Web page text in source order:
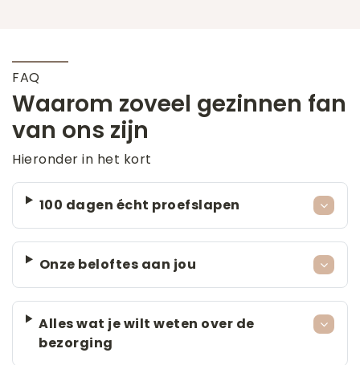
FAQ
Waarom zoveel gezinnen fan
van ons zijn
Hieronder in het kort
100 dagen écht proefslapen
Onze beloftes aan jou
Alles wat je wilt weten over de
bezorging